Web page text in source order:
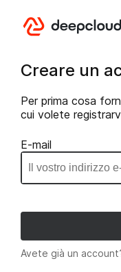
Creare un
Per prima cosa
cui volete
E-mail
Avete già un